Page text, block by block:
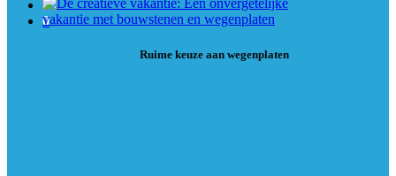
0
Ruime keuze aan wegenplaten